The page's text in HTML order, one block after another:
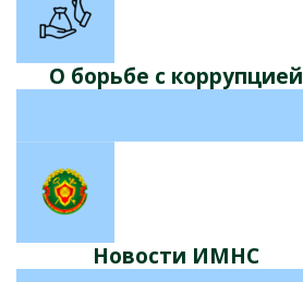
О борьбе с коррупцией
Новости ИМНС